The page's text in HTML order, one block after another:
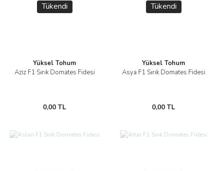
Tükendi
Yüksel Tohum
Aziz F1 Sırık Domates Fidesi
0,00 TL
Tükendi
Yüksel Tohum
Asya F1 Sırık Domates Fidesi
0,00 TL